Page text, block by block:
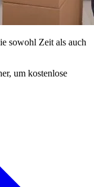
sowohl Zeit als auch
um kostenlose